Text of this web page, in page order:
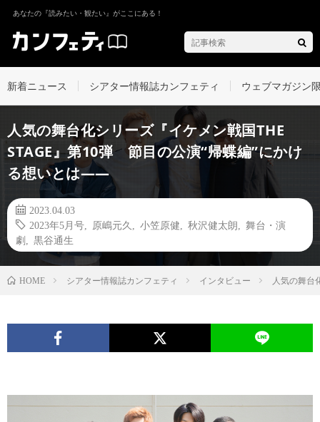
あなたの『読みたい・観たい』がここにある！
新着ニュース シアター情報誌カンフェティ ウェブマガジン
人気の舞台化シリーズ『イケメン戦国THE
STAGE』第10弾 節目の公演“帰蝶編”にかけ
る想いとは――
2023.04.03
2023年5月号
原嶋元久 小笠原健 秋沢健太朗
舞台・演
劇
黒谷通生
HOME シアター情報誌カンフェティ インタビュー 人気の舞